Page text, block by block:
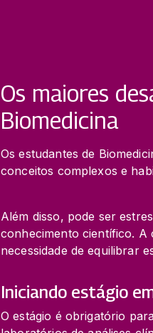
Os maiores
Biomedicina
Os estudantes de
conceitos complexos e
Além disso, pode ser
conhecimento científico. A
necessidade de equilibrar
Iniciando estágio
O estágio é obrigatório